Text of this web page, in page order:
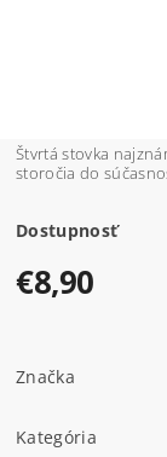
Štvrtá stovka
storočia do
Dostupnosť
€8,90
Značka
Kategória